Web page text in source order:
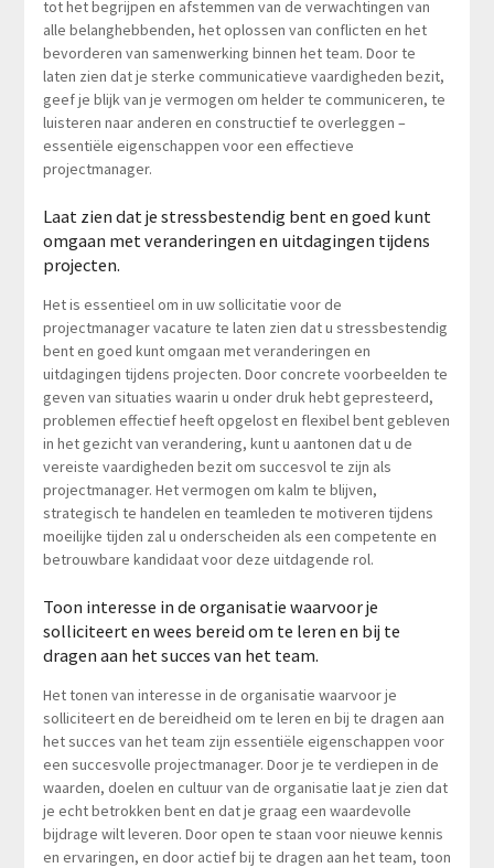
tot het begrijpen en afstemmen van de verwachtingen van
alle belanghebbenden, het oplossen van conflicten en het
bevorderen van samenwerking binnen het team. Door te
laten zien dat je sterke communicatieve vaardigheden bezit,
geef je blijk van je vermogen om helder te communiceren, te
luisteren naar anderen en constructief te overleggen –
essentiële eigenschappen voor een effectieve
projectmanager.
Laat zien dat je stressbestendig bent en goed kunt
omgaan met veranderingen en uitdagingen tijdens
projecten.
Het is essentieel om in uw sollicitatie voor de
projectmanager vacature te laten zien dat u stressbestendig
bent en goed kunt omgaan met veranderingen en
uitdagingen tijdens projecten. Door concrete voorbeelden te
geven van situaties waarin u onder druk hebt gepresteerd,
problemen effectief heeft opgelost en flexibel bent gebleven
in het gezicht van verandering, kunt u aantonen dat u de
vereiste vaardigheden bezit om succesvol te zijn als
projectmanager. Het vermogen om kalm te blijven,
strategisch te handelen en teamleden te motiveren tijdens
moeilijke tijden zal u onderscheiden als een competente en
betrouwbare kandidaat voor deze uitdagende rol.
Toon interesse in de organisatie waarvoor je
solliciteert en wees bereid om te leren en bij te
dragen aan het succes van het team.
Het tonen van interesse in de organisatie waarvoor je
solliciteert en de bereidheid om te leren en bij te dragen aan
het succes van het team zijn essentiële eigenschappen voor
een succesvolle projectmanager. Door je te verdiepen in de
waarden, doelen en cultuur van de organisatie laat je zien dat
je echt betrokken bent en dat je graag een waardevolle
bijdrage wilt leveren. Door open te staan voor nieuwe kennis
en ervaringen, en door actief bij te dragen aan het team, toon